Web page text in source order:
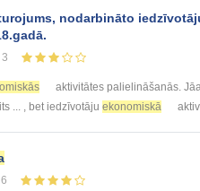
nodarbināto
3
aktivitātes palielināšanās.
... , bet iedzīvotāju ekonomiskā
6